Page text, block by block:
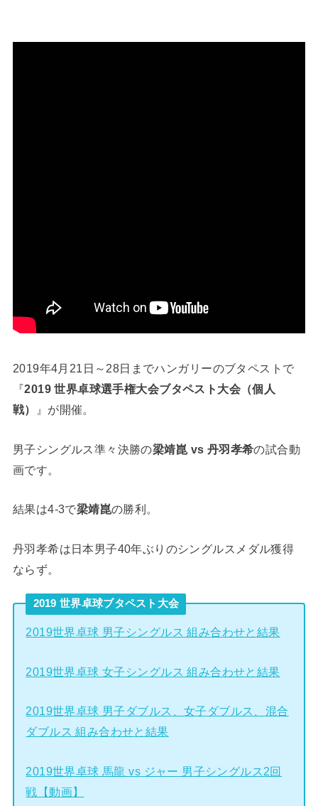
2019年4月21日～28日までハンガリーのブタペストで
『2019 世界卓球選手権大会ブタペスト大会（個人
戦）
』が開催。
男子シングルス準々決勝の梁靖崑 vs 丹羽孝希の試合動
画です。
結果は4-3で梁靖崑の勝利。
丹羽孝希は日本男子40年ぶりのシングルスメダル獲得
ならず。
2019 世界卓球ブタペスト大会
2019世界卓球 男子シングルス 組み合わせと結果
2019世界卓球 女子シングルス 組み合わせと結果
2019世界卓球 男子ダブルス、女子ダブルス、混合
ダブルス 組み合わせと結果
2019世界卓球 馬龍 vs ジャー 男子シングルス2回
戦【動画】